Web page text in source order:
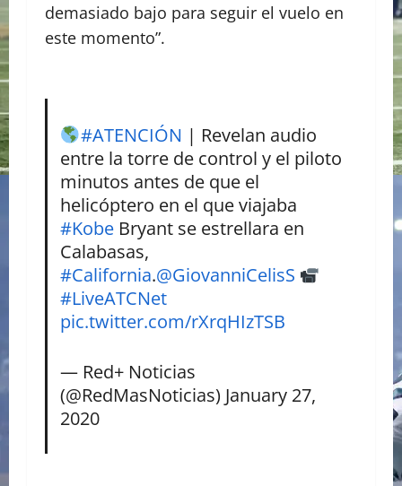
demasiado bajo para seguir el vuelo en
este momento”.
#ATENCIÓN | Revelan audio
entre la torre de control y el piloto
minutos antes de que el
helicóptero en el que viajaba
#KobeBryant se estrellara en
Calabasas,
#California.@GiovanniCelisS
#LiveATCNet
pic.twitter.com/rXrqHIzTSB
— Red+ Noticias
(@RedMasNoticias) January 27,
2020